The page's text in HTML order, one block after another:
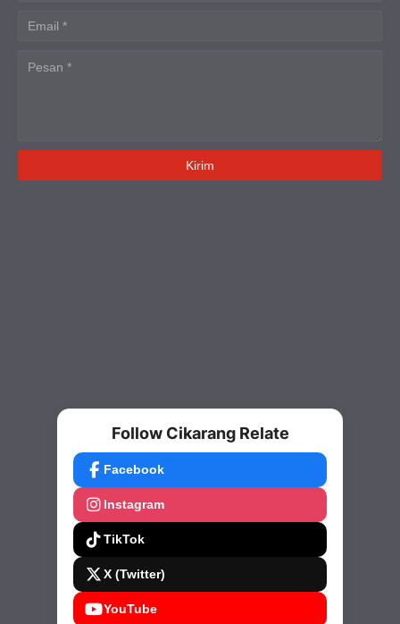
Follow Cikarang Relate
Facebook
Instagram
TikTok
X (Twitter)
YouTube